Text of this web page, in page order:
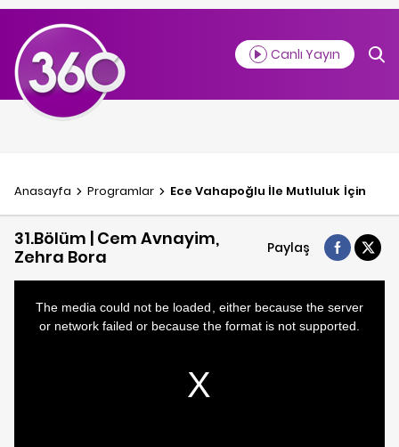
Canlı Yayın
Anasayfa Programlar Ece Vahapoğlu İle Mutluluk İçin
31.Bölüm | Cem Avnayim,
Zehra Bora
Paylaş
modalThe media could not be loaded, either because the server
or network failed or because the format is not supported.